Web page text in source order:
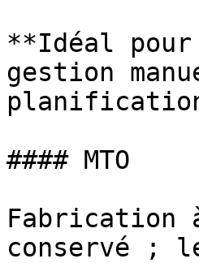
**Idéal
gestion
#### MTO
Fabrication
conservé ;